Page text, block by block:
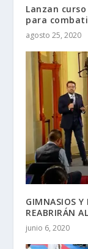
Lanzan
para
agosto 25, 2020
GIMNASIOS Y
REABRIRÁN
junio 6, 2020